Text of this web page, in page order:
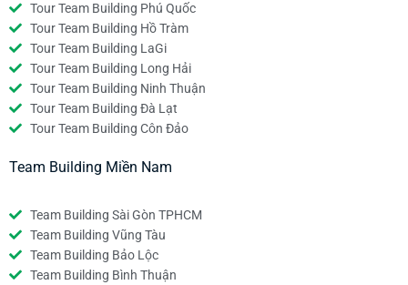
Tour Team Building Phú Quốc
Tour Team Building Hồ Tràm
Tour Team Building LaGi
Tour Team Building Long Hải
Tour Team Building Ninh Thuận
Tour Team Building Đà Lạt
Tour Team Building Côn Đảo
Team Building Miền Nam
Team Building Sài Gòn TPHCM
Team Building Vũng Tàu
Team Building Bảo Lộc
Team Building Bình Thuận